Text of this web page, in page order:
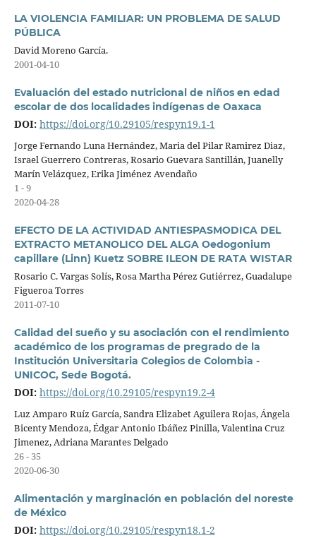
LA VIOLENCIA FAMILIAR: UN PROBLEMA DE SALUD
PÚBLICA
David Moreno García.
2001-04-10
Evaluación del estado nutricional de niños en edad
escolar de dos localidades indígenas de Oaxaca
DOI: https://doi.org/10.29105/respyn19.1-1
Jorge Fernando Luna Hernández, Maria del Pilar Ramirez Diaz,
Israel Guerrero Contreras, Rosario Guevara Santillán, Juanelly
Marín Velázquez, Erika Jiménez Avendaño
1 - 9
2020-04-28
EFECTO DE LA ACTIVIDAD ANTIESPASMODICA DEL
EXTRACTO METANOLICO DEL ALGA Oedogonium
capillare (Linn) Kuetz SOBRE ILEON DE RATA WISTAR
Rosario C. Vargas Solís, Rosa Martha Pérez Gutiérrez, Guadalupe
Figueroa Torres
2011-07-10
Calidad del sueño y su asociación con el rendimiento
académico de los programas de pregrado de la
Institución Universitaria Colegios de Colombia -
UNICOC, Sede Bogotá.
DOI: https://doi.org/10.29105/respyn19.2-4
Luz Amparo Ruíz García, Sandra Elizabet Aguilera Rojas, Ángela
Bicenty Mendoza, Édgar Antonio Ibáñez Pinilla, Valentina Cruz
Jimenez, Adriana Marantes Delgado
26 - 35
2020-06-30
Alimentación y marginación en población del noreste
de México
DOI: https://doi.org/10.29105/respyn18.1-2